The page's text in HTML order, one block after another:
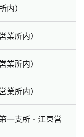
）
所内）
所内）
業所内）
一支所・江東営